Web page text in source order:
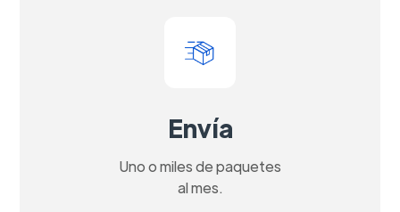
Envía
Uno o miles de paquetes
al mes.